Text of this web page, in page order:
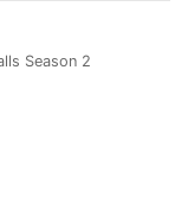
Season 2